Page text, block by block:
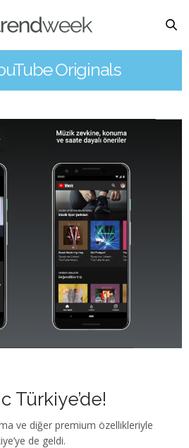
Originals
Türkiye’de!
ve diğer premium özellikleriyle
de geldi.